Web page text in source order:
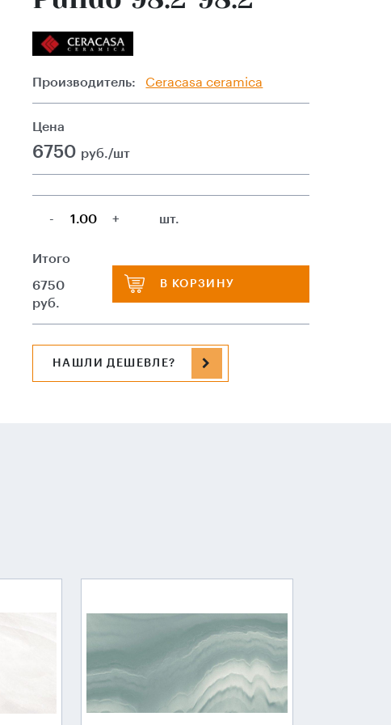
Производитель: Ceracasa ceramica
Цена
6750 руб./шт
- + шт.
Итого
6750
руб.
В КОРЗИНУ
НАШЛИ ДЕШЕВЛЕ?